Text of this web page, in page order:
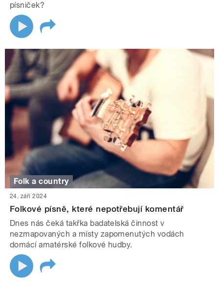
písniček?
Folk a country
24. září 2024
Folkové písně, které nepotřebují komentář
Dnes nás čeká takřka badatelská činnost v
nezmapovaných a místy zapomenutých vodách
domácí amatérské folkové hudby.